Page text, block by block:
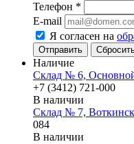
Телефон *
E-mail
Я согласен на
Наличие
Склад № 6,
+7 (3412) 721-000
В наличии
Склад № 7,
084
В наличии